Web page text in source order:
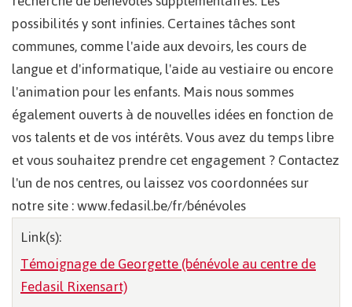
possibilités y sont infinies. Certaines tâches sont
communes, comme l'aide aux devoirs, les cours de
langue et d'informatique, l'aide au vestiaire ou encore
l'animation pour les enfants. Mais nous sommes
également ouverts à de nouvelles idées en fonction de
vos talents et de vos intérêts. Vous avez du temps libre
et vous souhaitez prendre cet engagement ? Contactez
l'un de nos centres, ou laissez vos coordonnées sur
notre site : www.fedasil.be/fr/bénévoles
Link(s):
Témoignage de Georgette (bénévole au centre de
Fedasil Rixensart)